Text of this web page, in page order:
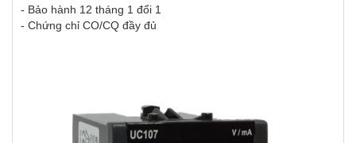
- Bảo hành 12 tháng 1 đổi 1
- Chứng chỉ CO/CQ đầy đủ